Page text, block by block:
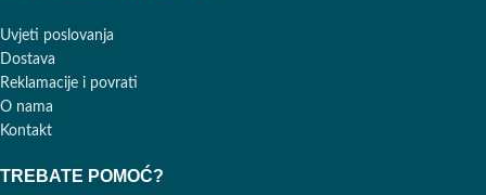
Uvjeti poslovanja
Dostava
Reklamacije i povrati
O nama
Kontakt
TREBATE POMOĆ?